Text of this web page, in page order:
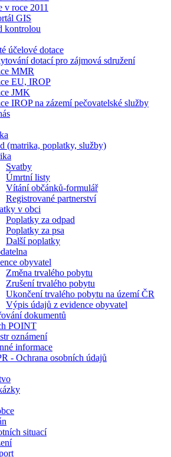
v roce 2011
GIS
kontrolou
účelové dotace
dotací pro zájmová sdružení
MMR
EU, IROP
JMK
IROP na zázemí pečovatelské služby
(matrika, poplatky, služby)
Svatby
Úmrtní listy
Vítání občánků-formulář
Registrované partnerství
v obci
Poplatky za odpad
Poplatky za psa
Další poplatky
obyvatel
Změna trvalého pobytu
Zrušení trvalého pobytu
Ukončení trvalého pobytu na území ČR
Výpis údajů z evidence obyvatel
dokumentů
POINT
oznámení
informace
- Ochrana osobních údajů
situací